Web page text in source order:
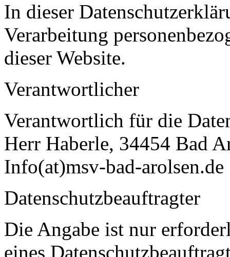
In dieser
Verarbeitung
dieser Website.
Verantwortlicher
Verantwortlich für die
Herr Haberle, 34454 Bad
Info(at)msv-bad-arolsen.de
Datenschutzbeauftragter
Die Angabe ist nur
eines